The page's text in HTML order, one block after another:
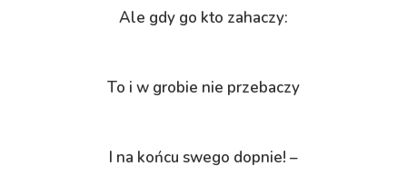
Ale gdy go kto zahaczy:
To i w grobie nie przebaczy
I na końcu swego dopnie! –